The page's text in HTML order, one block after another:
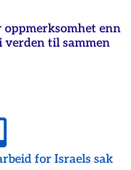
oppmerksomhet enn
verden til sammen
for Israels sak